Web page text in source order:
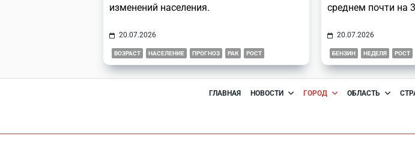
изменений населения.
20.07.2026
ВОЗРАСТ НАСЕЛЕНИЕ ПРОГНОЗ РАК РОСТ
среднем почти на
20.07.2026
БЕНЗИН НЕДЕЛЯ РОСТ
ГЛАВНАЯ НОВОСТИ ГОРОД ОБЛАСТЬ